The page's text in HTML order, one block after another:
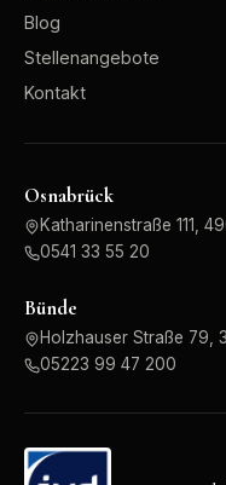
Blog
Stellenangebote
Kontakt
Osnabrück
Katharinenstraße 111,
0541 33 55 20
Bünde
Holzhauser Straße 79,
05223 99 47 200